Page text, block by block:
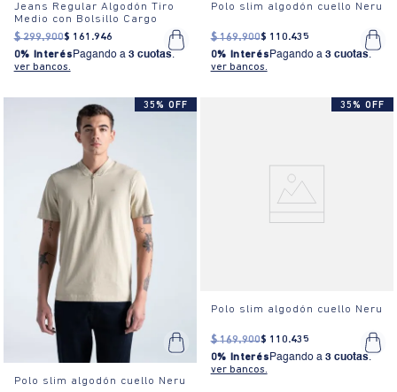
Jeans Regular Algodón Tiro
Medio con Bolsillo Cargo
$ 299.900$ 161 .946
0% Interés Pagando a 3 cuotas.
ver bancos.
Polo slim algodón cuello Neru
$ 169.900$ 110.435
0% Interés Pagando a 3 cuotas.
ver bancos.
35% OFF
Polo slim algodón cuello Neru
35% OFF
Polo slim algodón cuello Neru
$ 169.900$ 110.435
0% Interés Pagando a 3 cuotas.
ver bancos.